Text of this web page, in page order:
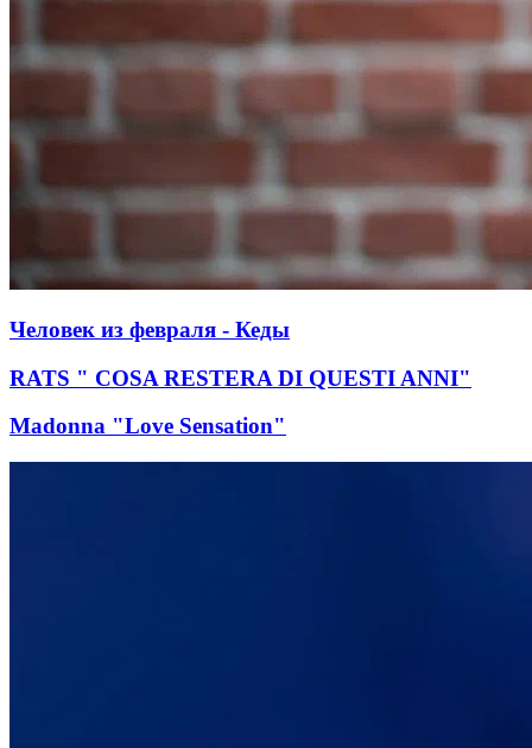
Человек из февраля - Кеды
RATS " COSA RESTERA DI QUESTI ANNI"
Madonna "Love Sensation"